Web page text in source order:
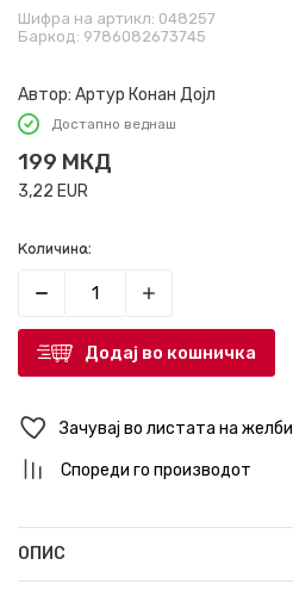
Шифра на артикл: 048257
Баркод: 9786082673745
Автор: Артур Конан Дојл
Достапно веднаш
199 МКД
3,22 EUR
Количина:
Додај во кошничка
Зачувај во листата на желби
Спореди го производот
ОПИС